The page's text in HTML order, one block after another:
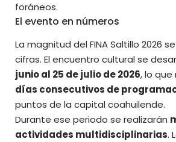
foráneos.
El evento en números
La magnitud del FINA Saltillo 2026
cifras. El encuentro cultural se
junio al 25 de julio de 2026, lo
días consecutivos de
puntos de la capital coahuilende.
Durante ese periodo se realizarán
actividades multidisciplinarias.